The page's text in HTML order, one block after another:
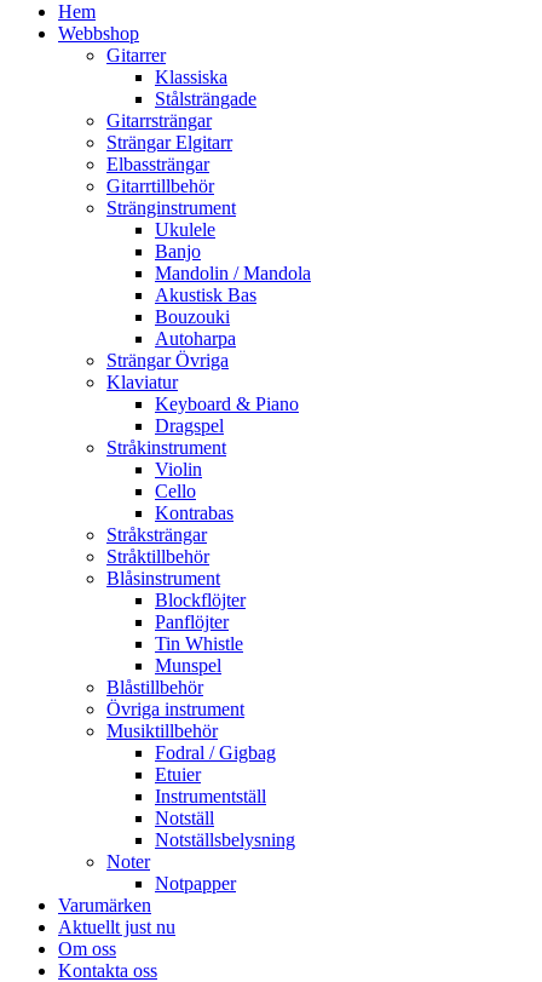
Hem
Webbshop
Gitarrer
Klassiska
Stålsträngade
Gitarrsträngar
Strängar Elgitarr
Elbassträngar
Gitarrtillbehör
Stränginstrument
Ukulele
Banjo
Mandolin / Mandola
Akustisk Bas
Bouzouki
Autoharpa
Strängar Övriga
Klaviatur
Keyboard & Piano
Dragspel
Stråkinstrument
Violin
Cello
Kontrabas
Stråksträngar
Stråktillbehör
Blåsinstrument
Blockflöjter
Panflöjter
Tin Whistle
Munspel
Blåstillbehör
Övriga instrument
Musiktillbehör
Fodral / Gigbag
Etuier
Instrumentställ
Notställ
Notställsbelysning
Noter
Notpapper
Varumärken
Aktuellt just nu
Om oss
Kontakta oss